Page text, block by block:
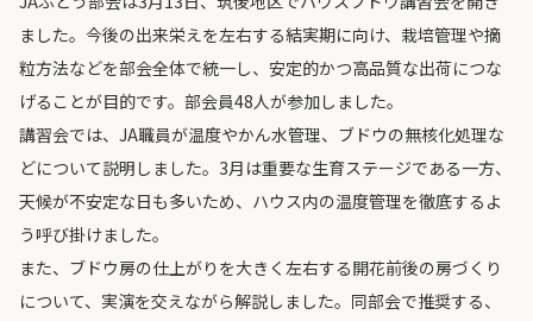
ました。今後の出来栄えを左右する結実期に向け、栽培管理や摘
粒方法などを部会全体で統一し、安定的かつ高品質な出荷につな
げることが目的です。部会員48人が参加しました。
講習会では、JA職員が温度やかん水管理、ブドウの無核化処理な
どについて説明しました。3月は重要な生育ステージである一方、
天候が不安定な日も多いため、ハウス内の温度管理を徹底するよ
う呼び掛けました。
また、ブドウ房の仕上がりを大きく左右する開花前後の房づくり
について、実演を交えながら解説しました。同部会で推奨する、